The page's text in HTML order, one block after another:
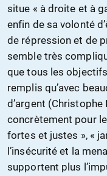
situe « à droite et à
enfin de sa volonté
de répression et de
semble très
que tous les
remplis qu’avec
d’argent
concrètement pour
fortes et justes », «
l’insécurité et la
supportent plus